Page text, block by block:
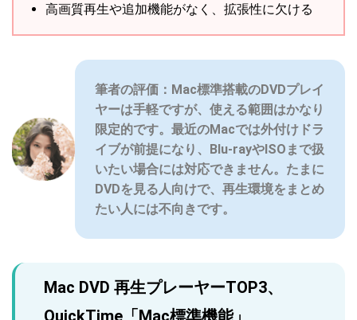
高画質再生や追加機能がなく、拡張性に欠ける
筆者の評価：Mac標準搭載のDVDプレイ
ヤーは手軽ですが、使える範囲はかなり
限定的です。最近のMacでは外付けドラ
イブが前提になり、Blu-rayやISOまで扱
いたい場合には対応できません。たまに
DVDを見る人向けで、再生環境をまとめ
たい人には不向きです。
Mac DVD 再生プレーヤーTOP3、